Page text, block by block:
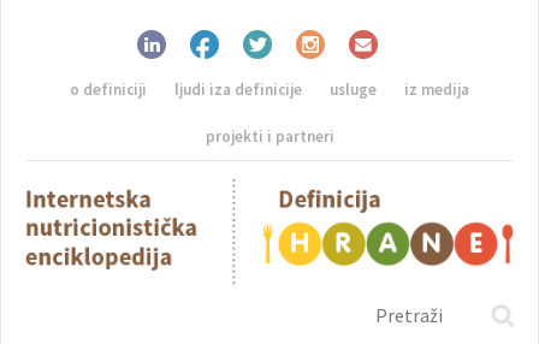
o definiciji ljudi iza definicije usluge iz medija
projekti i partneri